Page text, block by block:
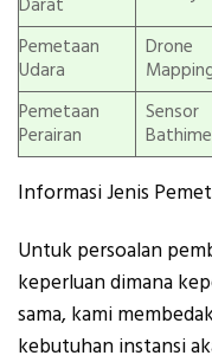
Pemetaan
Udara
Drone
Pemetaan
Perairan
Sensor
Informasi Jenis
Untuk persoalan
keperluan dimana
sama, kami
kebutuhan instansi